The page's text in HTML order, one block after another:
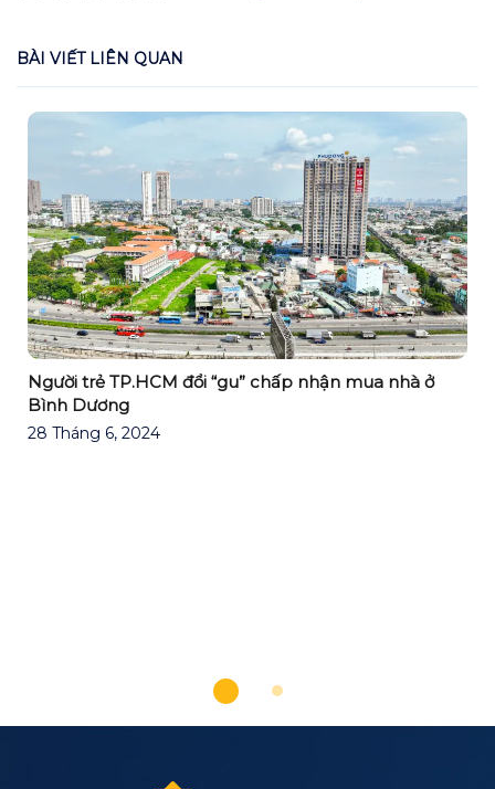
BÀI VIẾT LIÊN QUAN
Người trẻ TP.HCM đổi “gu” chấp nhận mua nhà ở
Bình Dương
28 Tháng 6, 2024